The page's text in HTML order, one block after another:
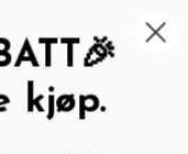
My wishlist ( 0
kjøp.